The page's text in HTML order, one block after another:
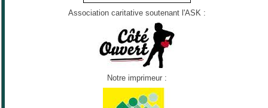
Association caritative soutenant l'ASK :
Notre imprimeur :